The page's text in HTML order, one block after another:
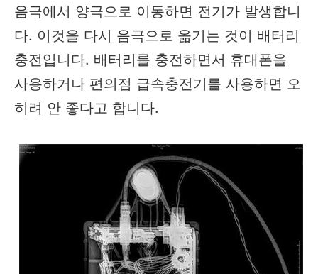
음극에서 양극으로 이동하면 전기가 발생합니
다. 이것을 다시 음극으로 옮기는 것이 배터리
충전입니다. 배터리를 충전하면서 휴대폰을
사용하거나 편의점 급속충전기를 사용하면 오
히려 안 좋다고 합니다.